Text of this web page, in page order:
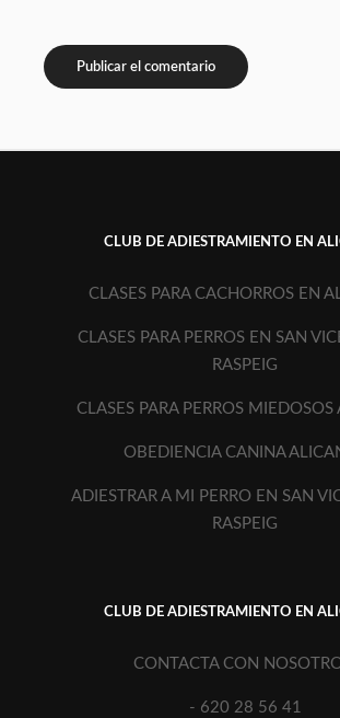
CLUB DE ADIESTRAMIENTO EN
CLASES PARA CACHORROS EN
CLASES PARA PERROS EN SAN
RASPEIG
CLASES PARA PERROS MIEDOSOS
OBEDIENCIA CANINA
ADIESTRAR A MI PERRO EN SAN
RASPEIG
CLUB DE ADIESTRAMIENTO EN
CONTACTA CON
- 620 28 56 41